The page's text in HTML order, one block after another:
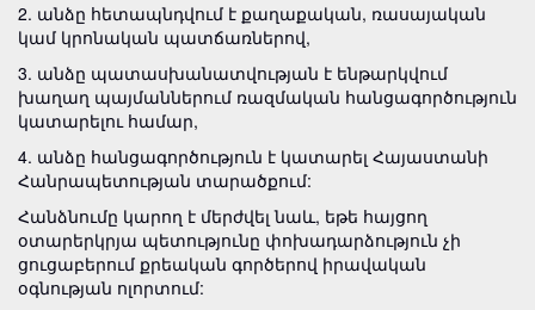
2. անձը հետապնդվում է քաղաքական, ռասայական
կամ կրոնական պատճառներով,
3. անձը պատասխանատվության է ենթարկվում
խաղաղ պայմաններում ռազմական հանցագործություն
կատարելու համար,
4. անձը հանցագործություն է կատարել Հայաստանի
Հանրապետության տարածքում:
Հանձնումը կարող է մերժվել նաև, եթե հայցող
օտարերկրյա պետությունը փոխադարձություն չի
ցուցաբերում քրեական գործերով իրավական
օգնության ոլորտում: